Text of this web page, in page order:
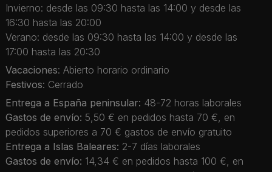
Invierno: desde las 09:30 hasta las 14:00 y desde las
16:30 hasta las 20:00
Verano: desde las 09:30 hasta las 14:00 y desde las
17:00 hasta las 20:30
Vacaciones: Abierto horario ordinario
Festivos: Cerrado
Entrega a España peninsular: 48-72 horas laborales
Gastos de envío: 5,50 € en pedidos hasta 70 €, en
pedidos superiores a 70 € gastos de envío gratuito
Entrega a Islas Baleares: 2-7 días laborales
Gastos de envío: 14,34 € en pedidos hasta 100 €, en